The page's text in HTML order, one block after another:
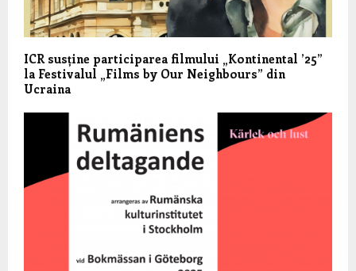
ICR susține participarea filmului „Kontinental ’25”
la Festivalul „Films by Our Neighbours” din
Ucraina